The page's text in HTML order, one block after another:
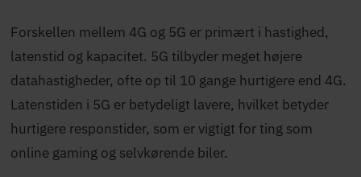
Forskellen mellem 4G og 5G er primært i hastighed,
latenstid og kapacitet. 5G tilbyder meget højere
datahastigheder, ofte op til 10 gange hurtigere end 4G.
Latenstiden i 5G er betydeligt lavere, hvilket betyder
hurtigere responstider, som er vigtigt for ting som
online gaming og selvkørende biler.